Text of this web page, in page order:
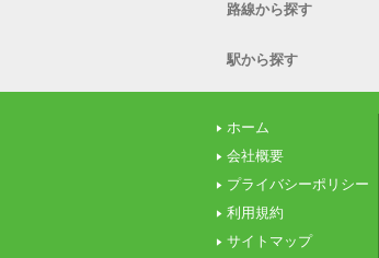
路線から探す
駅から探す
ホーム
会社概要
プライバシーポリシー
利用規約
サイトマップ